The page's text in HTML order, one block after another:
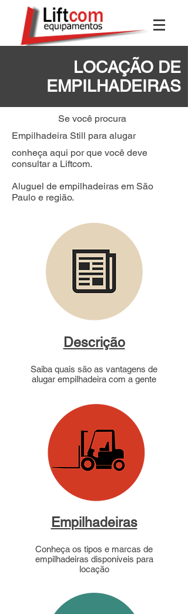
LOCAÇÃO DE
EMPILHADEIRAS
Se você procura
Empilhadeira Still para alugar
conheça aqui por que você deve
consultar a Liftcom.
Aluguel de empilhadeiras em São
Paulo e região.
Descrição
Saiba quais são as vantagens de
alugar empilhadeira com a gente
Empilhadeiras
Conheça os tipos e marcas de
empilhadeiras disponíveis para
locação